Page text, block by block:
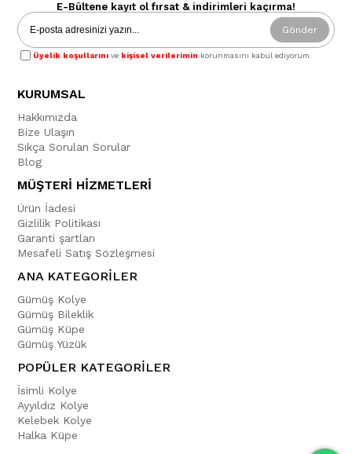
E-Bültene kayıt ol fırsat & indirimleri kaçırma!
Gönder
Üyelik koşullarını ve kişisel verilerimin korunmasını kabul ediyorum.
KURUMSAL
Hakkımızda
Bize Ulaşın
Sıkça Sorulan Sorular
Blog
MÜŞTERİ HİZMETLERİ
Ürün İadesi
Gizlilik Politikası
Garanti şartları
Mesafeli Satış Sözleşmesi
ANA KATEGORİLER
Gümüş Kolye
Gümüş Bileklik
Gümüş Küpe
Gümüş Yüzük
POPÜLER KATEGORİLER
İsimli Kolye
Ayyıldız Kolye
Kelebek Kolye
Halka Küpe